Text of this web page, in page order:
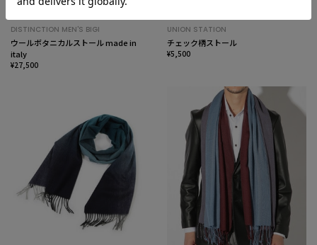
DISTINCTION MEN'S BIGI
ウールボタニカルストール made in
italy
¥27,500
UNION STATION
チェック柄ストール
¥5,500